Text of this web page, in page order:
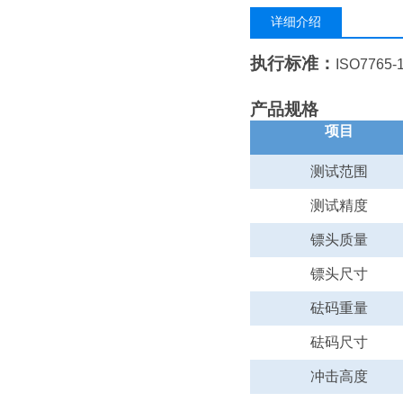
详细介绍
执行标准： ISO7765-
产品规格
项目
测试范围
测试精度
镖头质量
镖头尺寸
砝码重量
砝码尺寸
冲击高度